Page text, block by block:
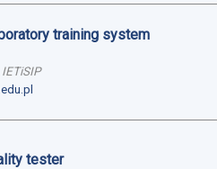
training system
IETiSIP
tester